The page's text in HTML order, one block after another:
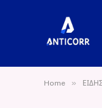
Home »